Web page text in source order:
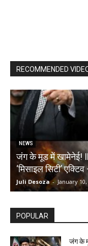
RECOMMENDED
NEWS
जंग के मूड में खामेनेई!
‘मिसाइल सिटी’
Juli Desoza - January
POPULAR
जंग के